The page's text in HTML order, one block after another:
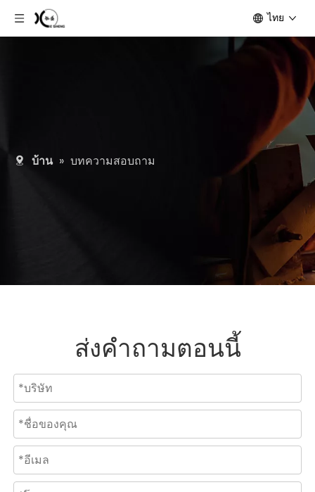
ไทย
บ้าน » บทความสอบถาม
ส่งคำถามตอนนี้